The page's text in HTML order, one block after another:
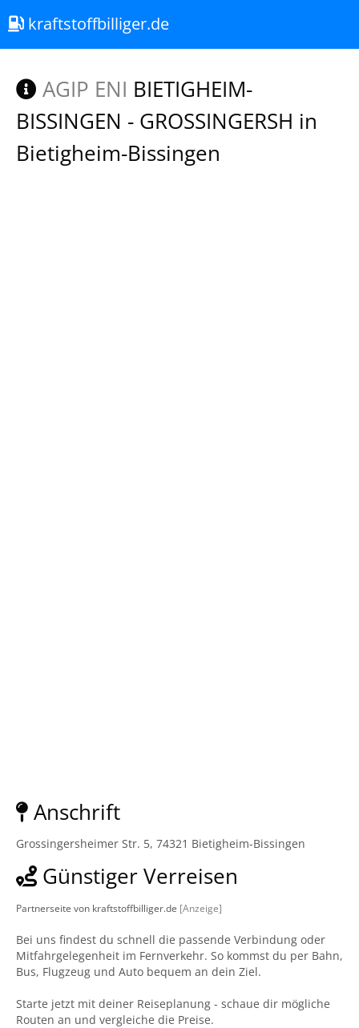
kraftstoffbilliger.de
AGIP ENI BIETIGHEIM-
BISSINGEN - GROSSINGERSH in
Bietigheim-Bissingen
Anschrift
Grossingersheimer Str. 5, 74321 Bietigheim-Bissingen
Günstiger Verreisen
Partnerseite von kraftstoffbilliger.de [Anzeige]
Bei uns findest du schnell die passende Verbindung oder
Mitfahrgelegenheit im Fernverkehr. So kommst du per Bahn,
Bus, Flugzeug und Auto bequem an dein Ziel.
Starte jetzt mit deiner Reiseplanung - schaue dir mögliche
Routen an und vergleiche die Preise.